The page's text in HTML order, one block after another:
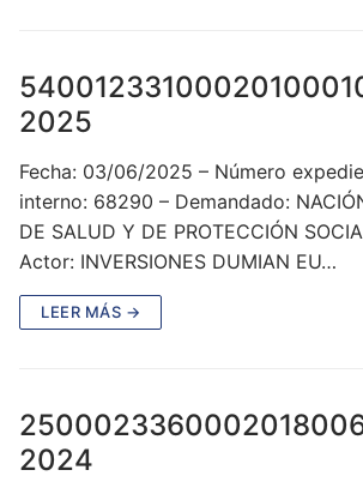
2025
Fecha: 03/06/2025 – Número
interno: 68290 – Demandado:
DE SALUD Y DE PROTECCIÓN
Actor: INVERSIONES DUMIAN EU…
LEER MÁS →
2024